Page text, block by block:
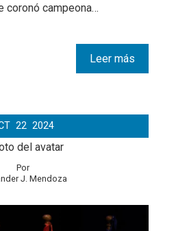
coronó campeona…
Leer más
22 2024
Por
J. Mendoza